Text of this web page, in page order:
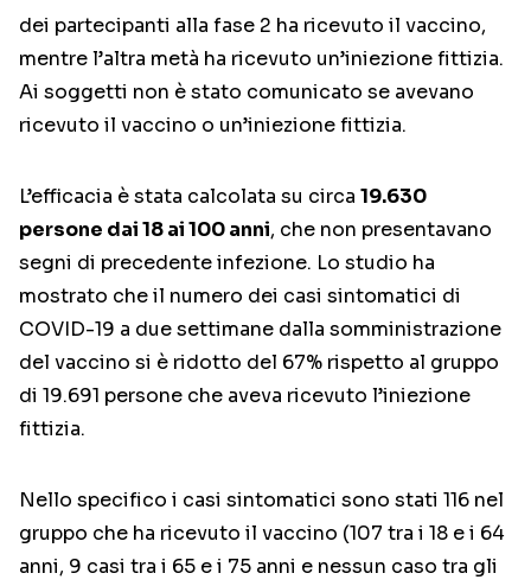
dei partecipanti alla fase 2 ha ricevuto il vaccino,
mentre l’altra metà ha ricevuto un’iniezione fittizia.
Ai soggetti non è stato comunicato se avevano
ricevuto il vaccino o un’iniezione fittizia.
L’efficacia è stata calcolata su circa 19.630
persone dai 18 ai 100 anni, che non presentavano
segni di precedente infezione. Lo studio ha
mostrato che il numero dei casi sintomatici di
COVID-19 a due settimane dalla somministrazione
del vaccino si è ridotto del 67% rispetto al gruppo
di 19.691 persone che aveva ricevuto l’iniezione
fittizia.
Nello specifico i casi sintomatici sono stati 116 nel
gruppo che ha ricevuto il vaccino (107 tra i 18 e i 64
anni, 9 casi tra i 65 e i 75 anni e nessun caso tra gli